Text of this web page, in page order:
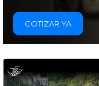
COTIZAR YA